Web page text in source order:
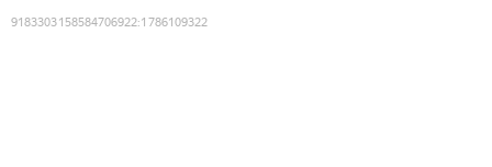
9183303158584706922:1786109322